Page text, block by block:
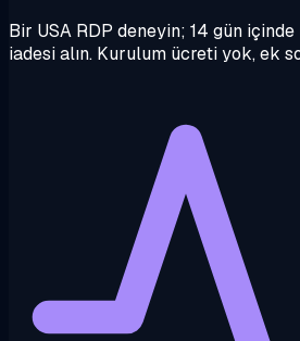
Bir USA RDP deneyin; 14 gün
iadesi alın. Kurulum ücreti yok, ek